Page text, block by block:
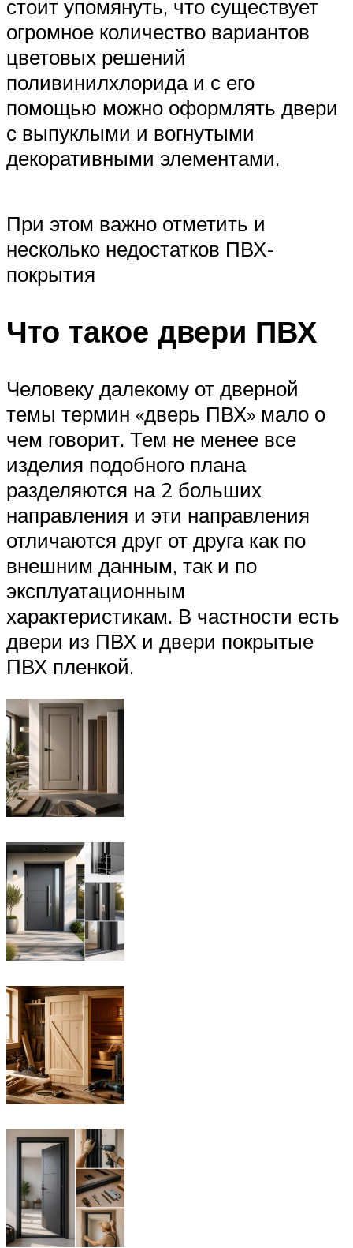
стоит упомянуть, что существует
огромное количество вариантов
цветовых решений
поливинилхлорида и с его
помощью можно оформлять двери
с выпуклыми и вогнутыми
декоративными элементами.
При этом важно отметить и
несколько недостатков ПВХ-
покрытия
Что такое двери ПВХ
Человеку далекому от дверной
темы термин «дверь ПВХ» мало о
чем говорит. Тем не менее все
изделия подобного плана
разделяются на 2 больших
направления и эти направления
отличаются друг от друга как по
внешним данным, так и по
эксплуатационным
характеристикам. В частности есть
двери из ПВХ и двери покрытые
ПВХ пленкой.